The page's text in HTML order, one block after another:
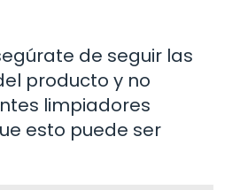
de seguir las
producto y no
limpiadores
esto puede ser